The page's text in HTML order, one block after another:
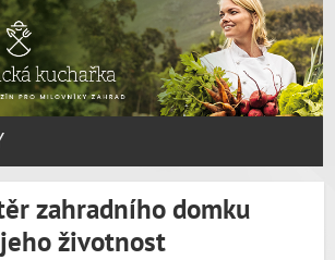
zahradního domku
životnost